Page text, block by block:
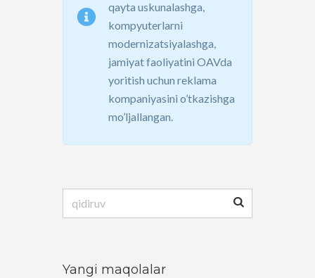
qayta uskunalashga,
kompyuterlarni
modernizatsiyalashga,
jamiyat faoliyatini OAVda
yoritish uchun reklama
kompaniyasini o’tkazishga
mo’ljallangan.
Yangi maqolalar